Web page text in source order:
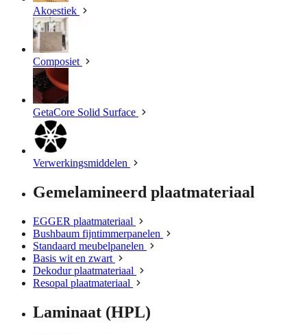
Akoestiek
Composiet
GetaCore Solid Surface
Verwerkingsmiddelen
Gemelamineerd plaatmateriaal
EGGER plaatmateriaal
Bushbaum fijntimmerpanelen
Standaard meubelpanelen
Basis wit en zwart
Dekodur plaatmateriaal
Resopal plaatmateriaal
Laminaat (HPL)